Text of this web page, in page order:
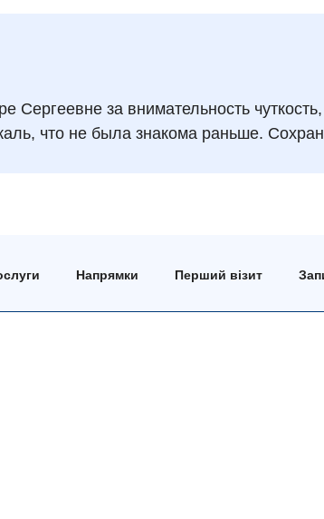
Сергеевне за внимательность
что не была знакома раньше.
Напрямки Перший візит